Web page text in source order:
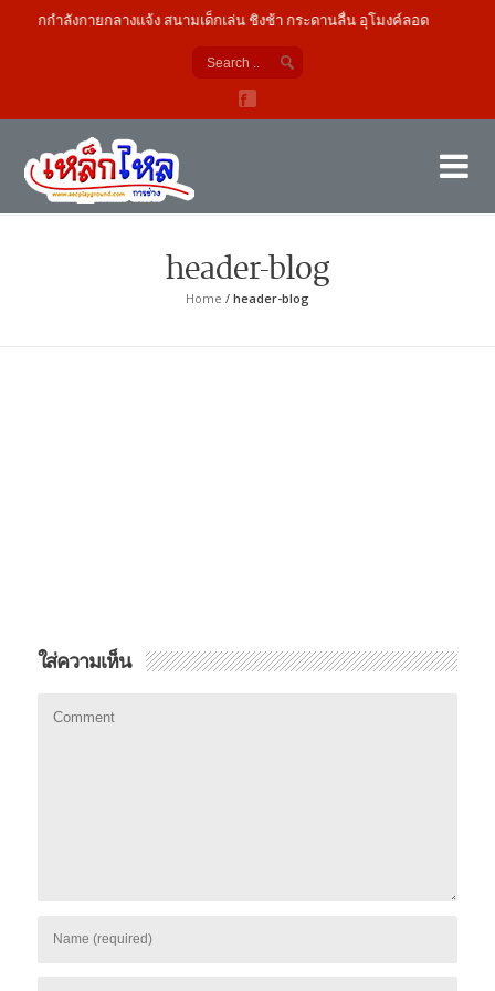
งออกกำลังกายกลางแจ้ง สนามเด็กเล่น ชิงช้า กระดานลื่น อุโมงค์ลอด
header-blog
Home / header-blog
ใส่ความเห็น